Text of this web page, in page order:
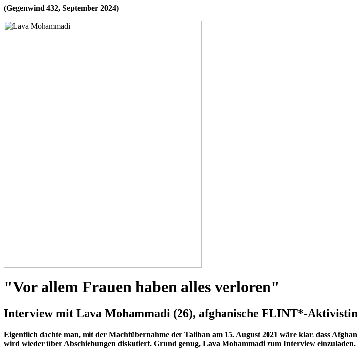
(Gegenwind 432, September 2024)
Vor allem Frauen haben alles verloren
Interview mit Lava Mohammadi (26), afghanische FLINT*-
Eigentlich dachte man, mit der Machtübernahme der Taliban am 15. August 2021 wäre klar, dass
wird wieder über Abschiebungen diskutiert. Grund genug, Lava Mohammadi zum Interview einzuladen.